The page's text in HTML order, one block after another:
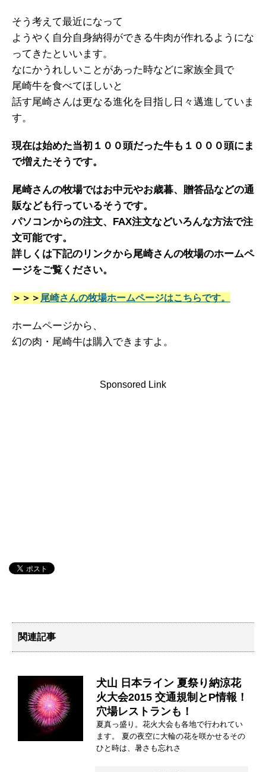
そう考えて最近になって
ようやく自分自身納得ができる牛肉が作れるようにな
ってきたといいます。
なにかうれしいことがあった時などに家族全員で
尾崎牛を食べてほしいと
話す尾崎さんは更なる進化を目指し日々邁進していま
す。
現在は始めた当初１００頭だった牛も１０００頭にま
で増えたそうです。
尾崎さんの牧場ではお中元やお歳暮、贈答品などの通
販なども行っているそうです。
パソコンからの注文、FAX注文などいろんな方法で注
文可能です。
詳しくは下記のリンクから尾崎さんの牧場のホームペ
ージをご覧ください。
＞＞＞ 尾崎さんの牧場ホームページはこちらです。
ホームページから、
幻の肉・尾崎牛は購入できますよ。
Sponsored Link
関連記事
犬山 日本ライン 夏祭り納涼花
火大会2015 交通規制とP情報！
穴場レストランも！
夏真っ盛り。花火大会も各地で行われてい
ます。 夏の夜空に大輪の花を咲かせるその
ひと時は、暑さも忘れさ